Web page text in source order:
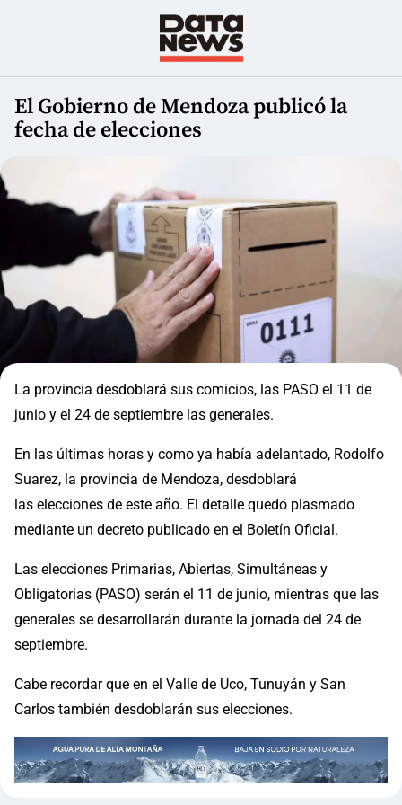
El Gobierno de Mendoza publicó la
fecha de elecciones
La provincia desdoblará sus comicios, las PASO el 11 de
junio y el 24 de septiembre las generales.
En las últimas horas y como ya había adelantado, Rodolfo
Suarez, la provincia de Mendoza, desdoblará
las elecciones de este año. El detalle quedó plasmado
mediante un decreto publicado en el Boletín Oficial.
Las elecciones Primarias, Abiertas, Simultáneas y
Obligatorias (PASO) serán el 11 de junio, mientras que las
generales se desarrollarán durante la jornada del 24 de
septiembre.
Cabe recordar que en el Valle de Uco, Tunuyán y San
Carlos también desdoblarán sus elecciones.